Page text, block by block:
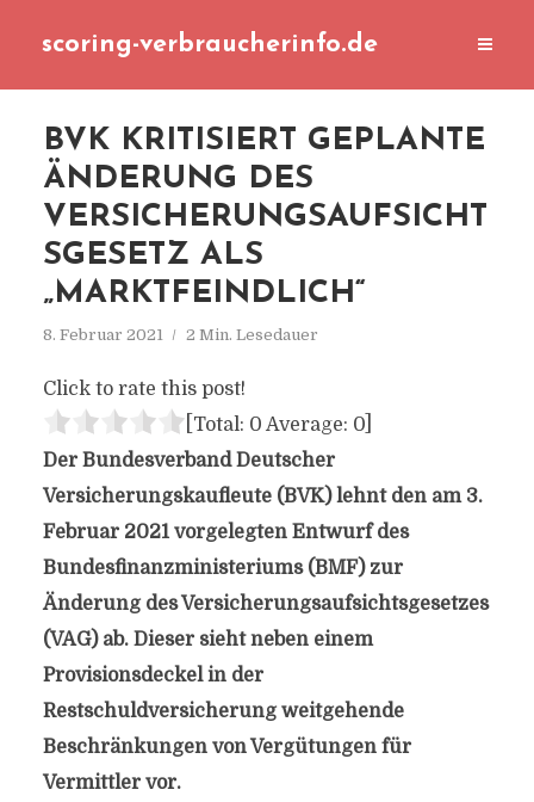
scoring-verbraucherinfo.de
BVK KRITISIERT GEPLANTE
ÄNDERUNG DES
VERSICHERUNGSAUFSICHT
SGESETZ ALS
„MARKTFEINDLICH“
8. Februar 2021 2 Min. Lesedauer
Click to rate this post!
[Total: 0 Average: 0]
Der Bundesverband Deutscher
Versicherungskaufleute (BVK) lehnt den am 3.
Februar 2021 vorgelegten Entwurf des
Bundesfinanzministeriums (BMF) zur
Änderung des Versicherungsaufsichtsgesetzes
(VAG) ab. Dieser sieht neben einem
Provisionsdeckel in der
Restschuldversicherung weitgehende
Beschränkungen von Vergütungen für
Vermittler vor.